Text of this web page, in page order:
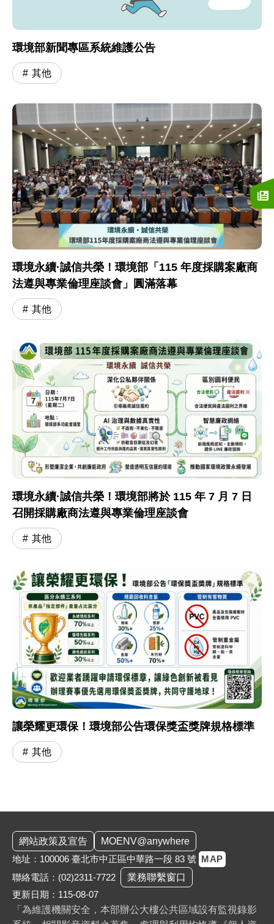
環境部新聞專區系統維護公告
其他
環境永續·誠信共榮！環境部「115 年度採購案廠商
法遵與專業倫理座談會」圓滿落幕
其他
環境永續·誠信共榮！環境部將於 115 年 7 月 7 日
召開採購廠商法遵與專業倫理座談會
其他
讓榮耀更環保！環境部公告環保獎盃獎牌規格標準
其他
網站政策及宣告
MOENV@anywhere
地址：100006 臺北市中正區中華路一段 83 號 MAP
聯絡電話： (02)2311-7722
業務聯繫窗口
更新日期：115-08-07
「為維護機關安全，本部辦公大樓公共區域設有監視錄影